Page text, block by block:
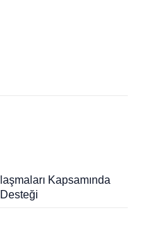
Kapsamında